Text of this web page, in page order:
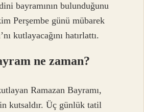
bayramının bulunduğunu
Perşembe günü mübarek
kutlayacağını hatırlattı.
ne zaman?
Ramazan Bayramı,
kutsaldır. Üç günlük tatil